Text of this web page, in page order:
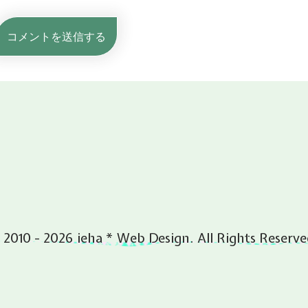
- 2026 ieha * Web Design. All Rights